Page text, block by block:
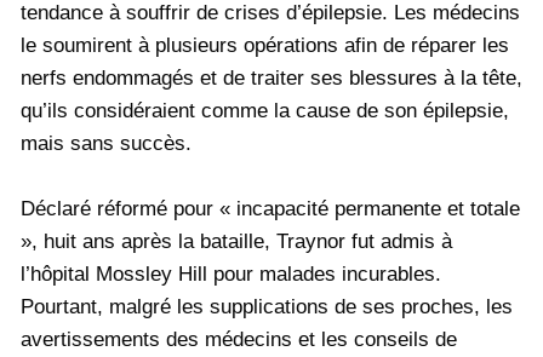
tendance à souffrir de crises d’épilepsie. Les médecins
le soumirent à plusieurs opérations afin de réparer les
nerfs endommagés et de traiter ses blessures à la tête,
qu’ils considéraient comme la cause de son épilepsie,
mais sans succès.
Déclaré réformé pour « incapacité permanente et totale
», huit ans après la bataille, Traynor fut admis à
l’hôpital Mossley Hill pour malades incurables.
Pourtant, malgré les supplications de ses proches, les
avertissements des médecins et les conseils de